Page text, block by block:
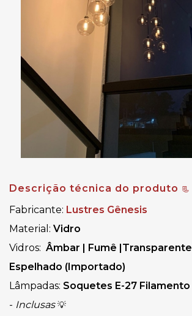
Descrição técnica do produto 📃
Fabricante: Lustres Gênesis
Material: Vidro
Vidros: Âmbar Fumê Transparente
Espelhado (Importado)
Lâmpadas: Soquetes
- Inclusas 💡